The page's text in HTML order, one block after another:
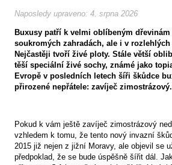
Naposledy upraveno: 4. srpna 2026
Buxusy patří k velmi oblíbeným
soukromých zahradách, ale i v
Nejčastěji tvoří živé ploty. Stále větší
těší speciální živé sochy, známé jako
Evropě v posledních letech šíři škůdce
přirozené nepřátele: zavíječ zimostrázový.
Pokud k vám ještě zavíječ zimostrázový
vzhledem k tomu, že tento nový invazní
2015 již nejen z jižní Moravy, ale objevil se
předpoklad, že se bude úspěšně šířit dál.